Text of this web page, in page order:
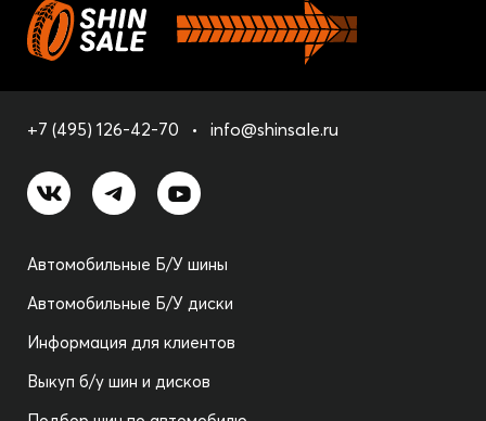
+7 (495) 126-42-70 info@shinsale.ru
Автомобильные Б/У шины
Автомобильные Б/У диски
Информация для клиентов
Выкуп б/у шин и дисков